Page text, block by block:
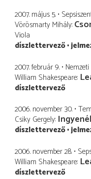
2007. május 5.
Vörösmarty Mihály
Viola
díszlettervező
2007. február 9.
William Shakespeare
díszlettervező
2006. november 30.
Csiky Gergely
díszlettervező
2006. november 28.
William Shakespeare
díszlettervező